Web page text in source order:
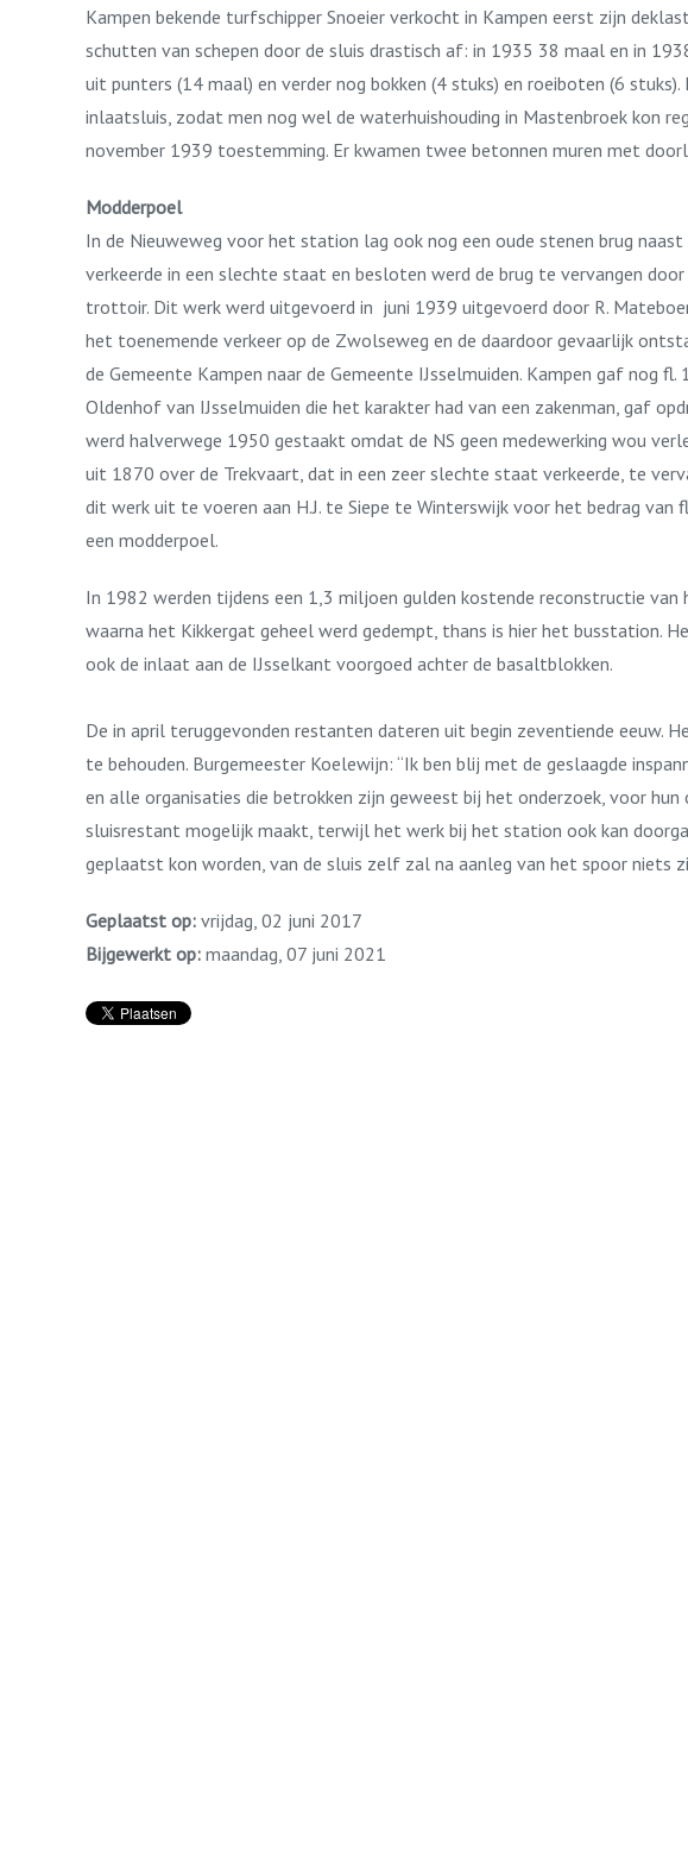
Kampen bekende turfschipper Snoeier verkocht in Kampen eerst zijn
schutten van schepen door de sluis drastisch af: in 1935 38 maal en in
uit punters (14 maal) en verder nog bokken (4 stuks) en roeiboten (6
inlaatsluis, zodat men nog wel de waterhuishouding in Mastenbroek kon
november 1939 toestemming. Er kwamen twee betonnen muren met
Modderpoel
In de Nieuweweg voor het station lag ook nog een oude stenen brug
verkeerde in een slechte staat en besloten werd de brug te vervangen
trottoir. Dit werk werd uitgevoerd in juni 1939 uitgevoerd door R.
het toenemende verkeer op de Zwolseweg en de daardoor gevaarlijk
de Gemeente Kampen naar de Gemeente IJsselmuiden. Kampen gaf nog
Oldenhof van IJsselmuiden die het karakter had van een zakenman, gaf
werd halverwege 1950 gestaakt omdat de NS geen medewerking wou
uit 1870 over de Trekvaart, dat in een zeer slechte staat verkeerde, te
dit werk uit te voeren aan H.J. te Siepe te Winterswijk voor het bedrag
een modderpoel.
In 1982 werden tijdens een 1,3 miljoen gulden kostende reconstructie
waarna het Kikkergat geheel werd gedempt, thans is hier het busstation.
ook de inlaat aan de IJsselkant voorgoed achter de basaltblokken.
De in april teruggevonden restanten dateren uit begin zeventiende eeuw.
te behouden. Burgemeester Koelewijn: “Ik ben blij met de geslaagde
en alle organisaties die betrokken zijn geweest bij het onderzoek, voor
sluisrestant mogelijk maakt, terwijl het werk bij het station ook kan
geplaatst kon worden, van de sluis zelf zal na aanleg van het spoor niets
Geplaatst op: vrijdag, 02 juni 2017
Bijgewerkt op: maandag, 07 juni 2021